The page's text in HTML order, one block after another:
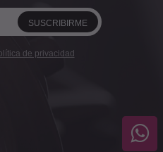
de privacidad